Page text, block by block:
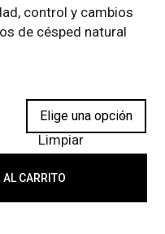
control y cambios
de césped natural
Limpiar
FG 069 cantidad
CARRITO